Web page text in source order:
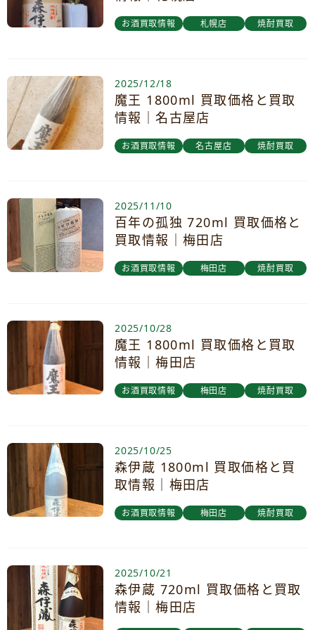
お酒買取情報 札幌店 焼酎買取
2025/12/18
魔王 1800ml 買取価格と買取
情報｜名古屋店
お酒買取情報 名古屋店 焼酎買取
2025/11/10
百年の孤独 720ml 買取価格と
買取情報｜梅田店
お酒買取情報 梅田店 焼酎買取
2025/10/28
魔王 1800ml 買取価格と買取
情報｜梅田店
お酒買取情報 梅田店 焼酎買取
2025/10/25
森伊蔵 1800ml 買取価格と買
取情報｜梅田店
お酒買取情報 梅田店 焼酎買取
2025/10/21
森伊蔵 720ml 買取価格と買取
情報｜梅田店